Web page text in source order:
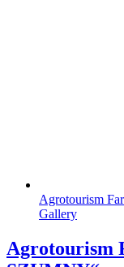
Agrotourism
Gallery
Agrotourism